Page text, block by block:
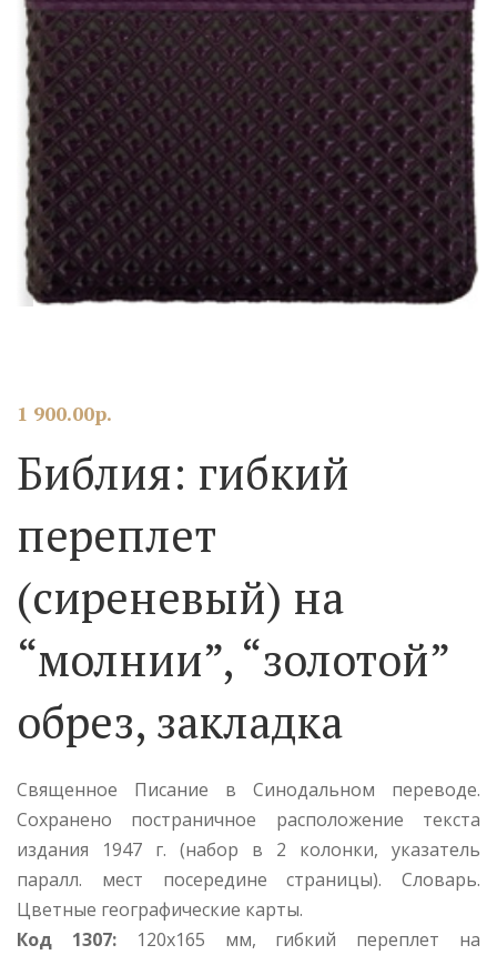
1 900.00р.
Библия: гибкий
переплет
(сиреневый) на
“молнии”, “золотой”
обрез, закладка
Священное Писание в Синодальном переводе.
Сохранено постраничное расположение текста
издания 1947 г. (набор в 2 колонки, указатель
паралл. мест посередине страницы). Словарь.
Цветные географические карты.
Код 1307:120х165 мм, гибкий переплет на